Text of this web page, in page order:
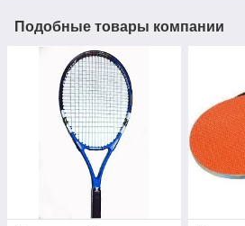
Подобные товары компании